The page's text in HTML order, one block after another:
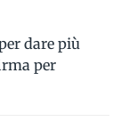
dare più
per